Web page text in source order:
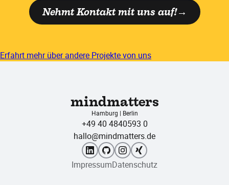
Nehmt Kontakt mit uns auf!
Erfahrt mehr über andere Projekte von uns
mindmatters
Hamburg | Berlin
+49 40 4840593 0
hallo@mindmatters.de
ImpressumDatenschutz